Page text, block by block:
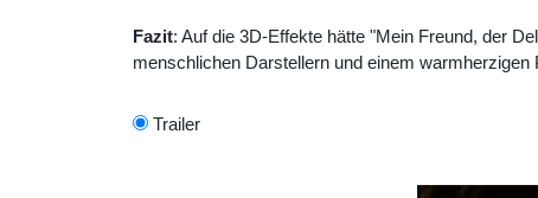
Fazit: Auf die 3D-Effekte hätte "Mein Freund, der
menschlichen Darstellern und einem warmherzigen
Trailer